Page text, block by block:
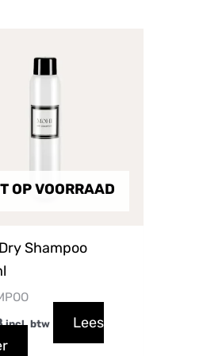
OP VOORRAAD
Shampoo
incl. btw
Lees